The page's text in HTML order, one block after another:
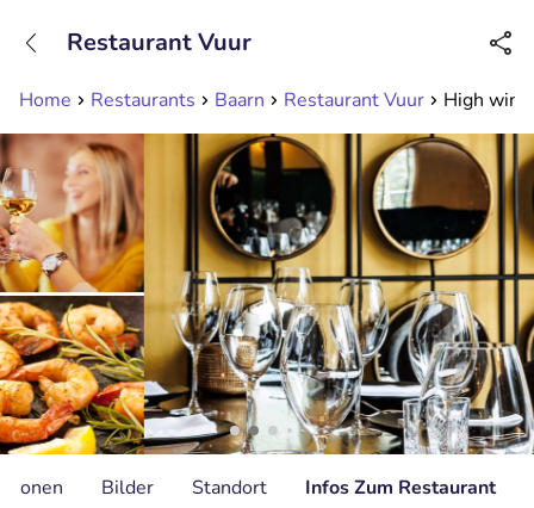
Erreichbar bis 23:00 Uhr (max 0,09€/Min)
Home Restaurants Baarn Restaurant Vuur High
Restaurant Vuur
Bilder Standort Infos Zum Restaurant